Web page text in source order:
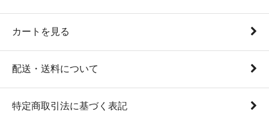
カートを見る
配送・送料について
特定商取引法に基づく表記